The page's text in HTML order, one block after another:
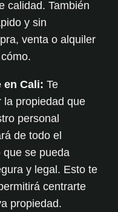
calidad. También
y sin
venta o alquiler
en Cali: Te
la propiedad que
personal
de todo el
que se pueda
y legal. Esto te
centrarte
propiedad.